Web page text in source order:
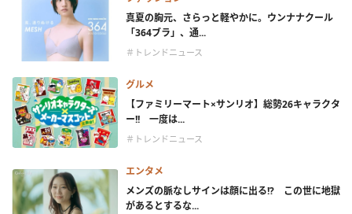
真夏の胸元、さらっと軽やかに。ウンナナクール
「364ブラ」、通...
＃トレンドニュース
グルメ
【ファミリーマート×サンリオ】総勢26キャラクタ
ー!! 一度は...
＃トレンドニュース
エンタメ
メンズの脈なしサインは顔に出る!? この世に地獄
があるとするな...